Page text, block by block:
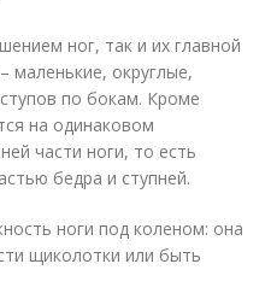
ног, так и их главной
маленькие, округлые,
по бокам. Кроме
на одинаковом
части ноги, то есть
бедра и ступней.
ноги под коленом: она
щиколотки или быть